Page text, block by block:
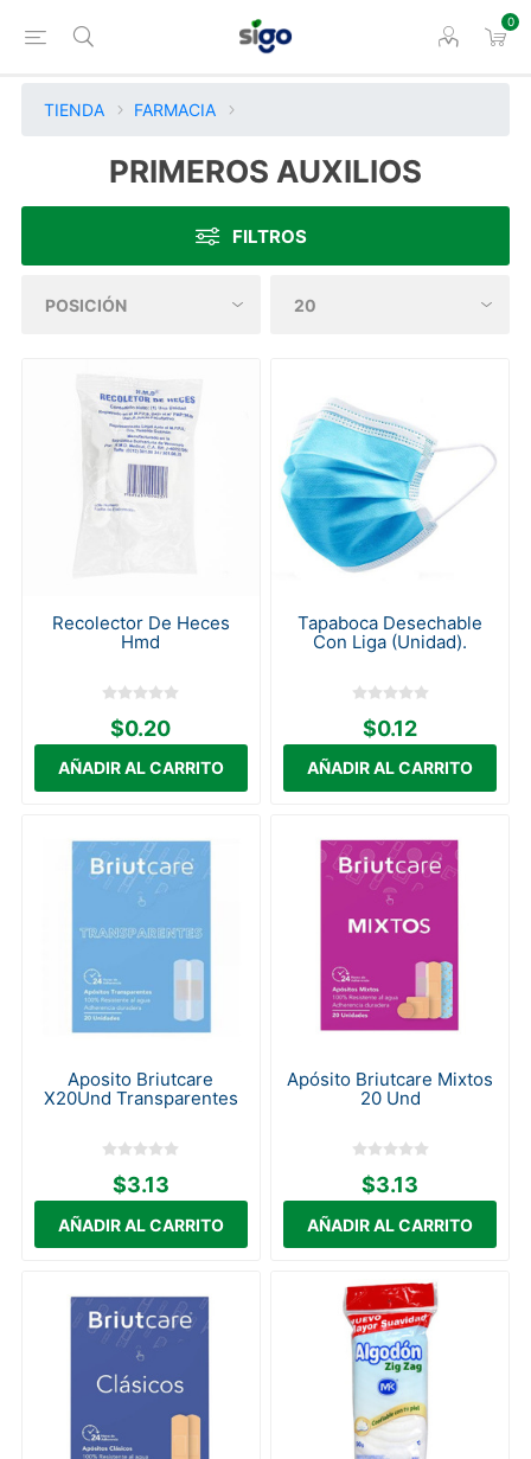
0
TIENDA FARMACIA
PRIMEROS AUXILIOS
FILTROS
Recolector De Heces
Hmd
$0.20
Tapaboca Desechable
Con Liga (Unidad).
$0.12
Aposito Briutcare
X20Und Transparentes
$3.13
Apósito Briutcare Mixtos
20 Und
$3.13